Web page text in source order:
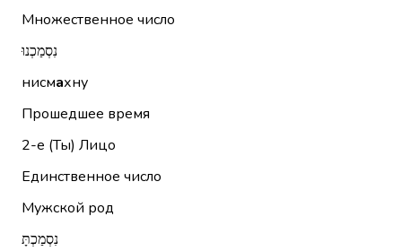
Множественное число
נִסְמַכְנוּ
нисмахну
Прошедшее время
2-е (Ты) Лицо
Единственное число
Мужской род
נִסְמַכְתָּ